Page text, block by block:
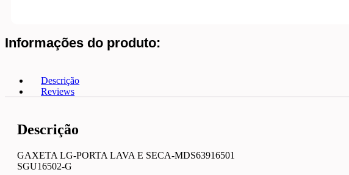
Informações do produto:
Descrição
Reviews
Descrição
GAXETA LG-PORTA LAVA E SECA-MDS63916501
SGU16502-G